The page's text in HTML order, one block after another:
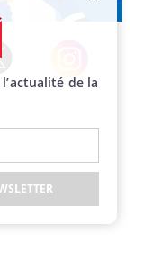
Instagram
de la